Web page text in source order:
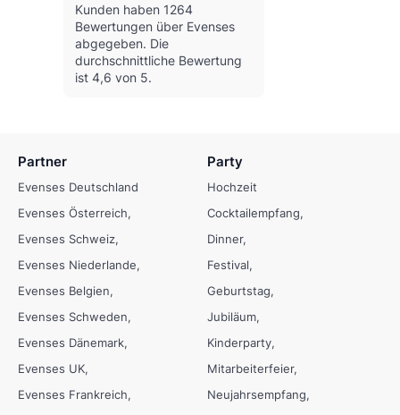
Kunden haben 1264
Bewertungen über Evenses
abgegeben. Die
durchschnittliche Bewertung
ist 4,6 von 5.
Partner
Evenses Deutschland
Evenses Österreich
Evenses Schweiz
Evenses Niederlande
Evenses Belgien
Evenses Schweden
Evenses Dänemark
Evenses UK
Evenses Frankreich
Party
Hochzeit
Cocktailempfang
Dinner
Festival
Geburtstag
Jubiläum
Kinderparty
Mitarbeiterfeier
Neujahrsempfang